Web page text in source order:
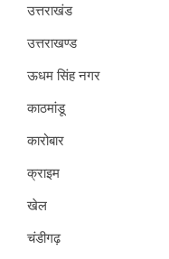
उत्तराखंड
उत्तराखण्ड
ऊधम सिंह नगर
काठमांडू
कारोबार
क्राइम
खेल
चंडीगढ़